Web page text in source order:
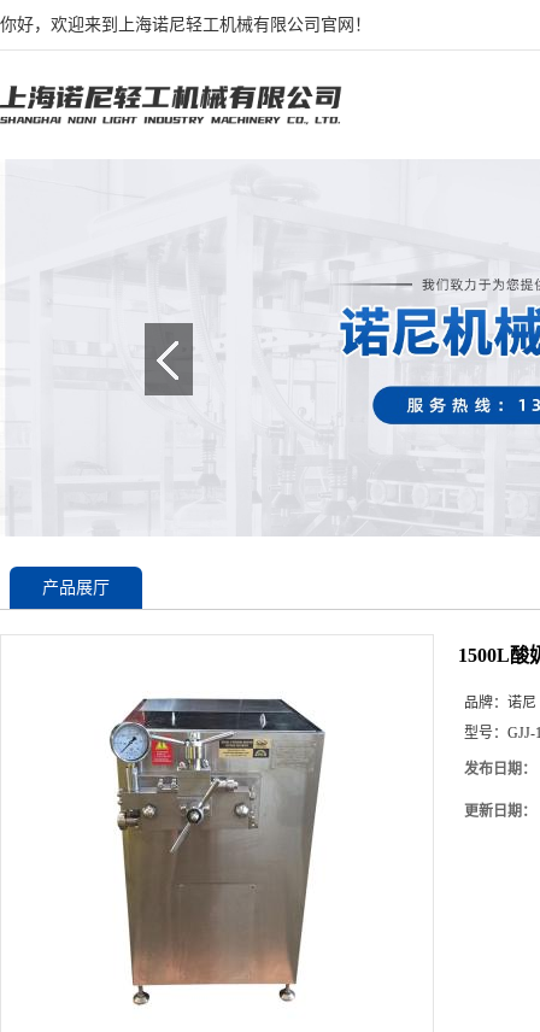
你好，欢迎来到上海诺尼轻工机械有限公司官网！
产品展厅
1500L酸
品牌： 诺尼
型号： GJJ-
发布日期：
更新日期：